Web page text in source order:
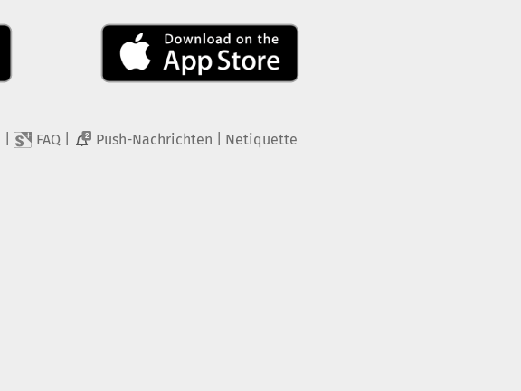
FAQ 2 Push-Nachrichten Netiquette